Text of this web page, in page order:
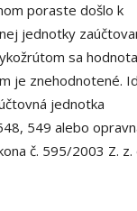
poraste došlo k
jednotky
sa hodnota
je znehodnotené.
jednotka
549 alebo
č. 595/2003 Z. z.